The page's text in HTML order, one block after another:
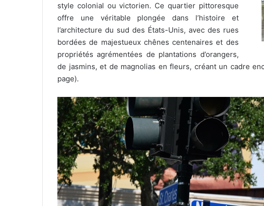
style colonial ou victorien. Ce quartier pittoresque
offre une véritable plongée dans l’histoire et
l’architecture du sud des États-Unis, avec des rues
bordées de majestueux chênes centenaires et des
propriétés agrémentées de plantations d’orangers,
de jasmins, et de magnolias en fleurs, créant un cadre
page).